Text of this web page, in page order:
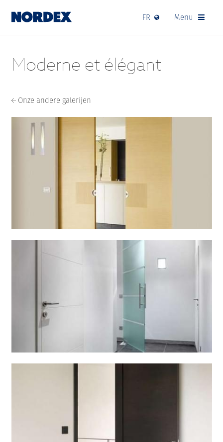
FR Menu
Moderne et élégant
Onze andere galerijen